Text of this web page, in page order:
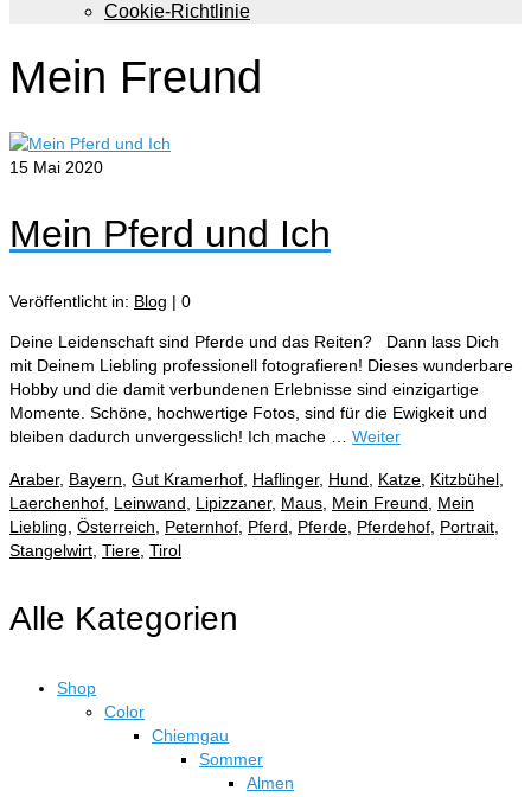
Cookie-Richtlinie
Mein Freund
15 Mai 2020
Mein Pferd und Ich
Veröffentlicht in: Blog | 0
Deine Leidenschaft sind Pferde und das Reiten? Dann lass Dich
mit Deinem Liebling professionell fotografieren! Dieses wunderbare
Hobby und die damit verbundenen Erlebnisse sind einzigartige
Momente. Schöne, hochwertige Fotos, sind für die Ewigkeit und
bleiben dadurch unvergesslich! Ich mache … Weiter
Araber, Bayern Gut Kramerhof Haflinger, Hund Katze Kitzbühel
Laerchenhof Leinwand Lipizzaner, Maus Mein Freund
Mein
Liebling Österreich Peternhof Pferd Pferde Pferdehof Portrait
Stangelwirt Tiere Tirol
Alle Kategorien
Shop
Color
Chiemgau
Sommer
Almen